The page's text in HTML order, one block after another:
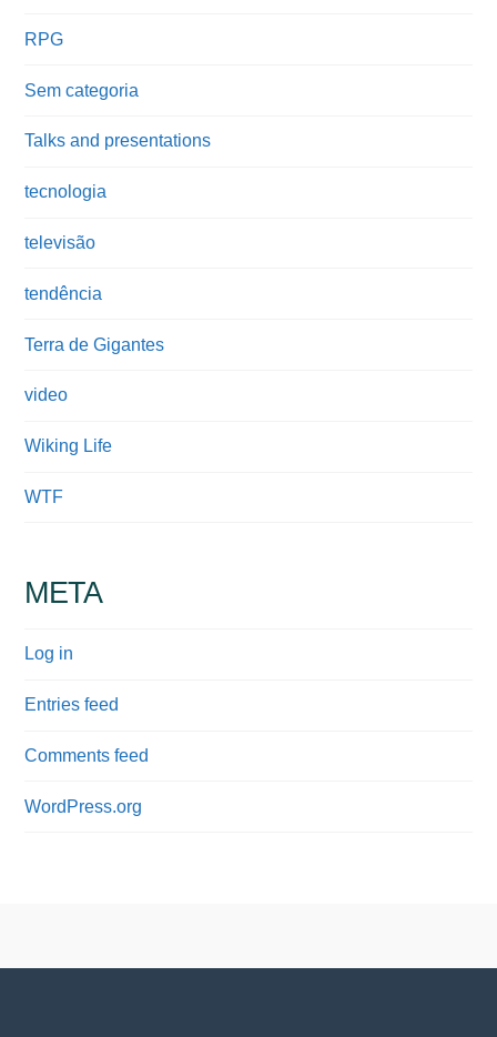
RPG
Sem categoria
Talks and presentations
tecnologia
televisão
tendência
Terra de Gigantes
video
Wiking Life
WTF
META
Log in
Entries feed
Comments feed
WordPress.org